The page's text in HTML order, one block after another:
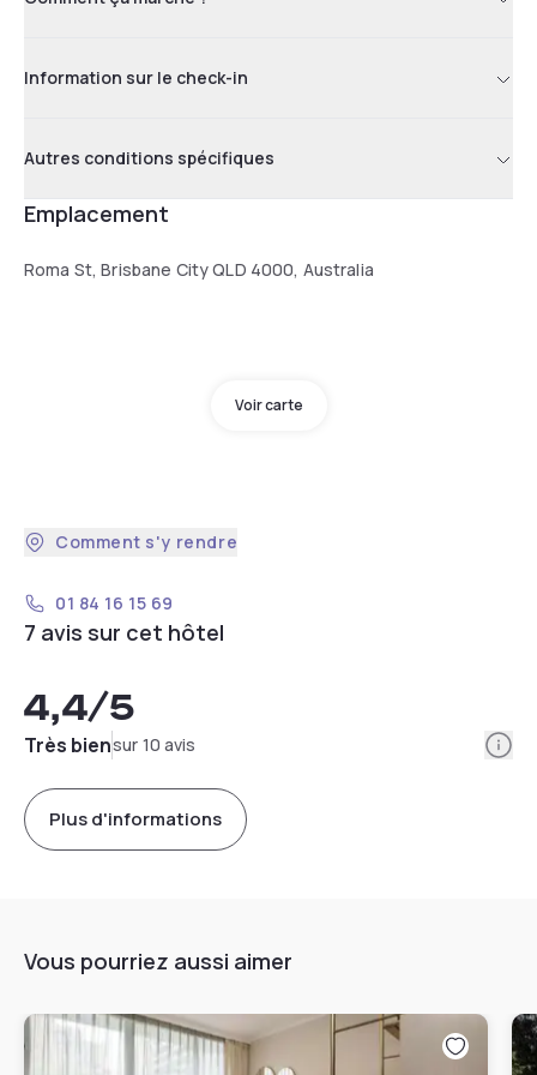
Information sur le check-in
Autres conditions spécifiques
Emplacement
Roma St, Brisbane City QLD 4000, Australia
Voir carte
Comment s'y rendre
01 84 16 15 69
7 avis sur cet hôtel
4,4/5
Très biensur 10 avis
Plus d'informations
Vous pourriez aussi aimer